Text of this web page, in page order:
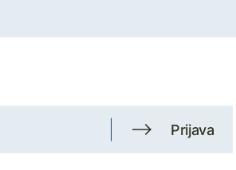
Prijava